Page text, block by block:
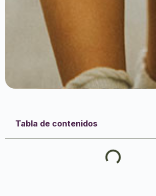
Tabla de contenidos